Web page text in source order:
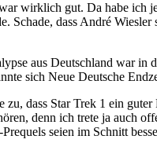
wirklich gut. Da habe ich
Schade, dass André Wiesler
aus Deutschland war in
sich Neue Deutsche
zu, dass Star Trek 1 ein
denn ich trete ja auch
Prequels seien im Schnitt